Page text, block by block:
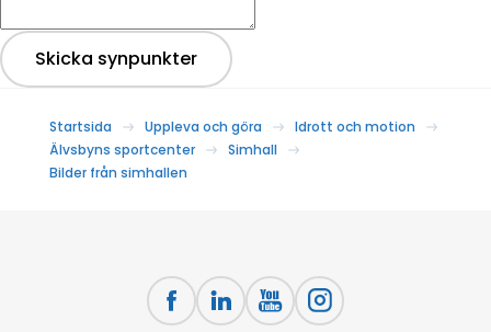
Skicka synpunkter
Startsida Uppleva och göra
Idrott och motion
Älvsbyns sportcenter
Simhall
Bilder från simhallen